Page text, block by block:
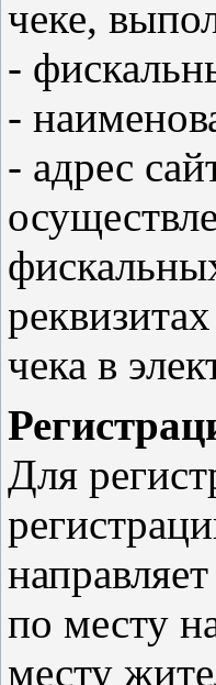
чеке,
-
-
- адрес
чека в
Для
по месту
месту